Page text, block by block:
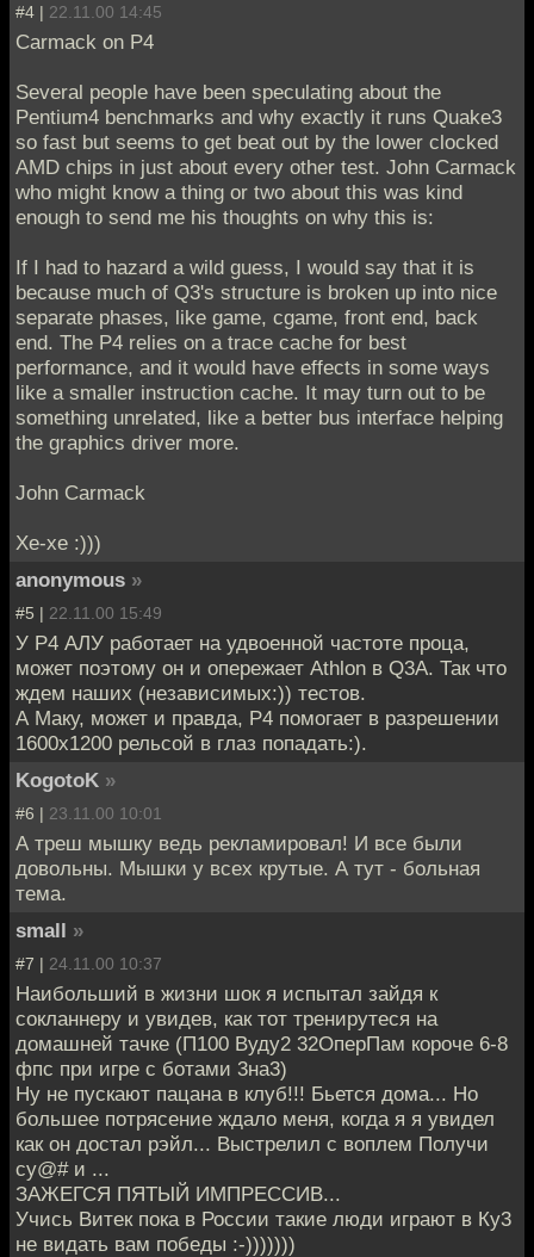
#4 | 22.11.00 14:45
Carmack on P4
Several people have been speculating about the
Pentium4 benchmarks and why exactly it runs Quake3
so fast but seems to get beat out by the lower clocked
AMD chips in just about every other test. John Carmack
who might know a thing or two about this was kind
enough to send me his thoughts on why this is:
If I had to hazard a wild guess, I would say that it is
because much of Q3's structure is broken up into nice
separate phases, like game, cgame, front end, back
end. The P4 relies on a trace cache for best
performance, and it would have effects in some ways
like a smaller instruction cache. It may turn out to be
something unrelated, like a better bus interface helping
the graphics driver more.
John Carmack
Хе-хе :)))
anonymous »
#5 | 22.11.00 15:49
У P4 АЛУ работает на удвоенной частоте проца,
может поэтому он и опережает Athlon в Q3A. Так что
ждем наших (независимых:)) тестов.
А Маку, может и правда, P4 помогает в разрешении
1600х1200 рельсой в глаз попадать:).
KogotoK »
#6 | 23.11.00 10:01
А треш мышку ведь рекламировал! И все были
довольны. Мышки у всех крутые. А тут - больная
тема.
small »
#7 | 24.11.00 10:37
Наибольший в жизни шок я испытал зайдя к
сокланнеру и увидев, как тот тренирутеся на
домашней тачке (П100 Вуду2 32ОперПам короче 6-8
фпс при игре с ботами 3на3)
Ну не пускают пацана в клуб!!! Бьется дома... Но
большее потрясение ждало меня, когда я я увидел
как он достал рэйл... Выстрелил с воплем Получи
су@# и ...
ЗАЖЕГСЯ ПЯТЫЙ ИМПРЕССИВ...
Учись Витек пока в России такие люди играют в Ку3
не видать вам победы :-)))))))